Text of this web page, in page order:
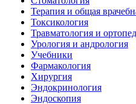
Терапия и общая
Токсикология
Травматология и
Урология и андрология
Учебники
Фармакология
Хирургия
Эндокринология
Эндоскопия